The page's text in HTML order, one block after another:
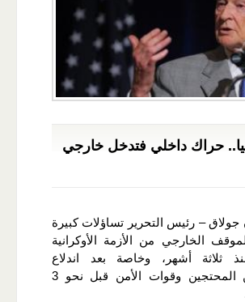
حراك داخلي فتدخل خارجي
– رئيس التحرير تساؤلات كبيرة
الخارجي من الأزمة الأوكرانية
ثلاثة أشهر، وخاصة بعد اندلاع
مواجهات بين المحتجين وقوات الأمن قبل نحو 3